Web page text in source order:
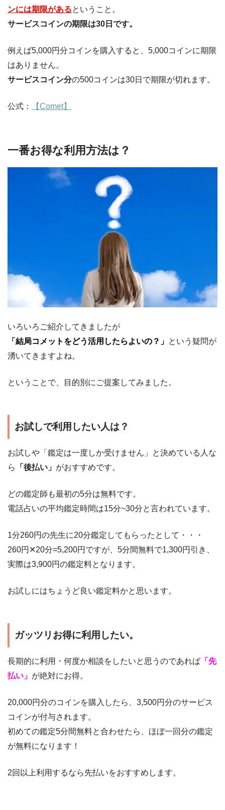
ンには期限があるということ。
サービスコインの期限は30日です。
例えば5,000円分コインを購入すると、5,000コインに期限
はありません。
サービスコイン分の500コインは30日で期限が切れます。
公式： 【Comet】
一番お得な利用方法は？
いろいろご紹介してきましたが
「結局コメットをどう活用したらよいの？」 という疑問が
湧いてきますよね。
ということで、目的別にご提案してみました。
お試しで利用したい人は？
お試しや「鑑定は一度しか受けません」と決めている人な
ら
「後払い」 がおすすめです。
どの鑑定師も最初の5分は無料です。
電話占いの平均鑑定時間は15分~30分と言われています。
1分260円の先生に20分鑑定してもらったとして・・・
260円✕20分=5,200円ですが、5分間無料で1,300円引き、
実際は3,900円の鑑定料となります。
お試しにはちょうど良い鑑定料かと思います。
ガッツリお得に利用したい。
長期的に利用・何度か相談をしたいと思うのであれば 「先
払い」 が絶対にお得。
20,000円分のコインを購入したら、3,500円分のサービス
コインが付与されます。
初めての鑑定5分間無料と合わせたら、ほぼ一回分の鑑定
が無料になります！
2回以上利用するなら先払いをおすすめします。